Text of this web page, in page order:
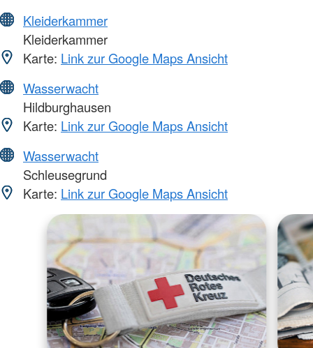
Kleiderkammer
Kleiderkammer
Karte: Link zur Google Maps Ansicht
Wasserwacht
Hildburghausen
Karte: Link zur Google Maps Ansicht
Wasserwacht
Schleusegrund
Karte: Link zur Google Maps Ansicht